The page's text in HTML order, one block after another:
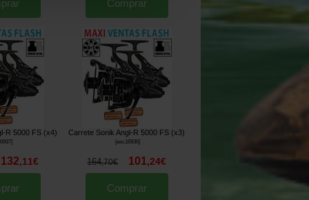
Comprar
R 5000 FS (x4)
]
132,11€
Carrete Sonik Angl-R 5000 FS (x3)
[esc16936]
164,70€ 101,24€
Comprar